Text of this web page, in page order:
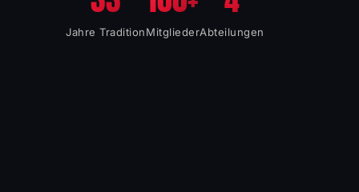
Jahre TraditionMitgliederAbteilungen